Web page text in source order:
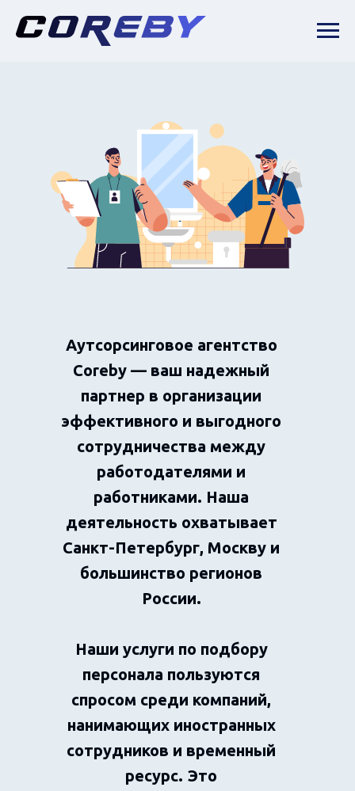
Аутсорсинговое агентство
Coreby — ваш надежный
партнер в организации
эффективного и выгодного
сотрудничества между
работодателями и
работниками. Наша
деятельность охватывает
Санкт-Петербург, Москву и
большинство регионов
России.
Наши услуги по подбору
персонала пользуются
спросом среди компаний,
нанимающих иностранных
сотрудников и временный
ресурс. Это